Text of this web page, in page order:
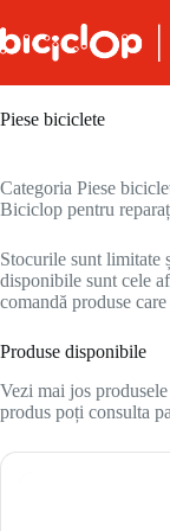
Piese biciclete
Categoria Piese
Biciclop pentru
Stocurile sunt limitate
disponibile sunt cele
comandă produse
Produse disponibile
Vezi mai jos
produs poți consulta